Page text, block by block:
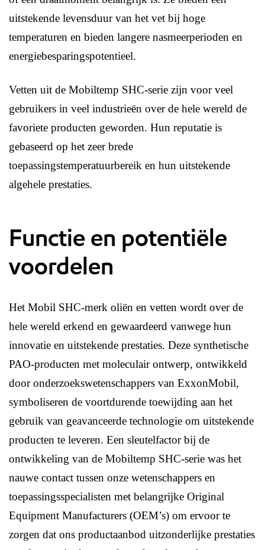
uitstekende levensduur van het vet bij hoge
temperaturen en bieden langere nasmeerperioden en
energiebesparingspotentieel.
Vetten uit de Mobiltemp SHC-serie zijn voor veel
gebruikers in veel industrieën over de hele wereld de
favoriete producten geworden. Hun reputatie is
gebaseerd op het zeer brede
toepassingstemperatuurbereik en hun uitstekende
algehele prestaties.
Functie en potentiële
voordelen
Het Mobil SHC-merk oliën en vetten wordt over de
hele wereld erkend en gewaardeerd vanwege hun
innovatie en uitstekende prestaties. Deze synthetische
PAO-producten met moleculair ontwerp, ontwikkeld
door onderzoekswetenschappers van ExxonMobil,
symboliseren de voortdurende toewijding aan het
gebruik van geavanceerde technologie om uitstekende
producten te leveren. Een sleutelfactor bij de
ontwikkeling van de Mobiltemp SHC-serie was het
nauwe contact tussen onze wetenschappers en
toepassingsspecialisten met belangrijke Original
Equipment Manufacturers (OEM’s) om ervoor te
zorgen dat ons productaanbod uitzonderlijke prestaties